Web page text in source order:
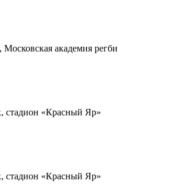
Московская академия регби
стадион «Красный Яр»
стадион «Красный Яр»